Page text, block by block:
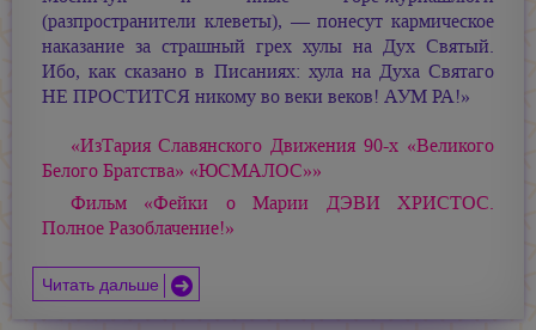
(разпространители клеветы), — понесут кармическое
наказание за страшный грех хулы на Дух Святый.
Ибо, как сказано в Писаниях: хула на Духа Святаго
НЕ ПРОСТИТСЯ никому во веки веков! АУМ РА!»
«ИзТария Славянского Движения 90-х «Великого
Белого Братства» «ЮСМАЛОС»»
Фильм «Фейки о Марии ДЭВИ ХРИСТОС.
Полное Разоблачение!»
Читать дальше